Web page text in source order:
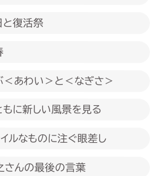
復活祭
あわい＞と＜なぎさ＞
に新しい風景を見る
ルなものに注ぐ眼差し
んの最後の言葉